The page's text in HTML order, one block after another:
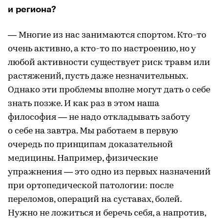
и региона?
— Многие из нас занимаются спортом. Кто-то
очень активно, а кто-то по настроению, но у
любой активности существует риск травм или
растяжений, пусть даже незначительных.
Однако эти проблемы вполне могут дать о себе
знать позже. И как раз в этом наша
философия — не надо откладывать заботу
о себе на завтра. Мы работаем в первую
очередь по принципам доказательной
медицины. Например, физические
упражнения — это одно из первых назначений
при ортопедической патологии: после
переломов, операций на суставах, болей.
Нужно не ложиться и беречь себя, а напротив,